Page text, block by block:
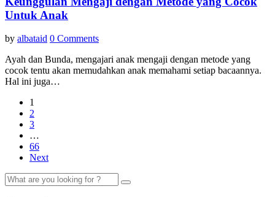
Untuk Anak
by albataid 0 Comments
Ayah dan Bunda, mengajari anak mengaji dengan metode yang
cocok tentu akan memudahkan anak memahami setiap bacaannya.
Hal ini juga…
1
2
3
…
66
Next